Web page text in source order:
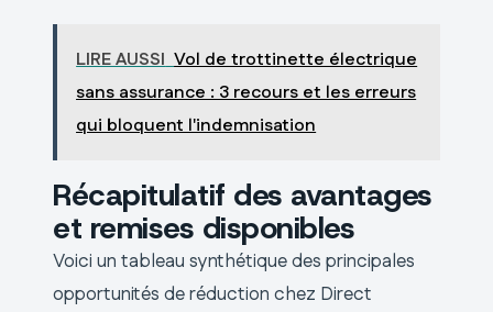
LIRE AUSSI Vol de trottinette électrique
sans assurance : 3 recours et les erreurs
qui bloquent l'indemnisation
Récapitulatif des avantages
et remises disponibles
Voici un tableau synthétique des principales
opportunités de réduction chez Direct